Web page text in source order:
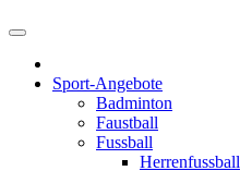
Sport-Angebote
Badminton
Faustball
Fussball
Herrenfussball